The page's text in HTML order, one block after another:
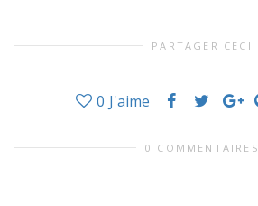
PARTAGER CECI
0 J'aime
0 COMMENTAIRES